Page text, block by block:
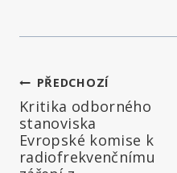
Navigace
pro
příspěvek
PŘEDCHOZÍ
Kritika odborného
stanoviska
Evropské komise k
radiofrekvenčnímu